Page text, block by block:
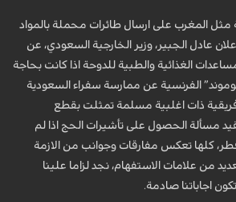
مثل المغرب على ارسال طائرات محملة بالمواد
عادل الجبير، وزير الخارجية السعودي، عن
الغذائية والطبية للدوحة اذا كانت بحاجة
الفرنسية عن ممارسة سفراء السعودية
ذات اغلبية مسلمة تمثلت بقطع
مسألة الحصول على تأشيرات الحج اذا لم
كلها تعكس مفارقات وجوانب من الازمة
من علامات الاستفهام، نجد لزاما علينا
اجاباتنا صادمة.